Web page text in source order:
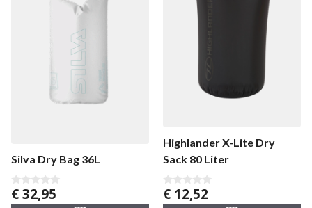
Silva Dry Bag 36L
0
v
€32,95
Highlander X-Lite Dry
Sack 80 Liter
0
v
€ 12,52